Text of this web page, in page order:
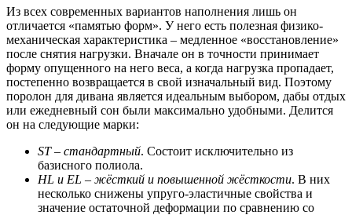
Из всех современных вариантов наполнения лишь он
отличается «памятью форм». У него есть полезная физико-
механическая характеристика – медленное «восстановление»
после снятия нагрузки. Вначале он в точности принимает
форму опущенного на него веса, а когда нагрузка пропадает,
постепенно возвращается в свой изначальный вид. Поэтому
поролон для дивана является идеальным выбором, дабы отдых
или ежедневный сон были максимально удобными. Делится
он на следующие марки:
ST – стандартный. Состоит исключительно из
базисного полиола.
HL и EL – жёсткий и повышенной жёсткости. В них
несколько снижены упруго-эластичные свойства и
значение остаточной деформации по сравнению со